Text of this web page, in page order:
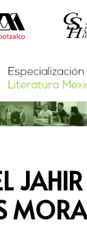
JAHIR